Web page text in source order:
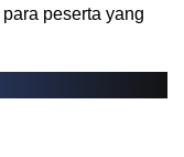
peserta yang